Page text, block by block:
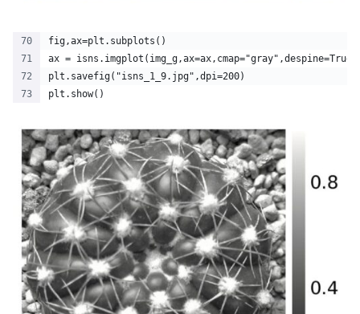
fig,ax=plt.subplots()
ax = isns.imgplot(img_g,ax=ax,cmap="gray",despine=True)
plt.savefig("isns_1_9.jpg",dpi=200)
plt.show()